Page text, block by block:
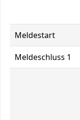
Meldestart
Meldeschluss 1